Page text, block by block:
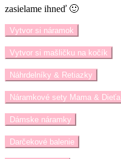
zasielame ihneď 🙂
Vytvor si náramok
Vytvor si mašličku na kočík
Náhrdelníky & Retiazky
Náramkové sety Mama & Dieťa
Dámske náramky
Darčekové balenie